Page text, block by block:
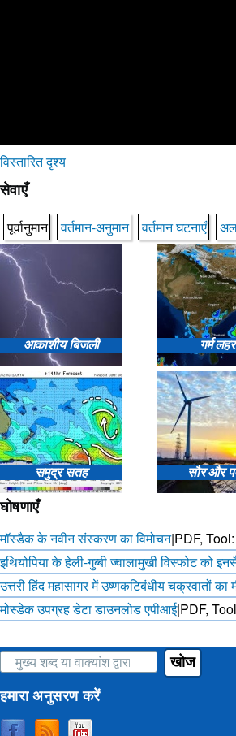
विस्तारित दृश्य
सेवाएँ
पूर्वानुमान वर्तमान-अनुमान वर्तमान घटनाएँ
आकाशीय बिजली
आकाशीय बिजली, भविष्यवाणी
गर्म लहर
भारत में हीट वेव
(डब्ल्यूआरएफ
समुद्र सतह
वेव ऊंचाई, वेव अवधि आदि के मामले
में सागर राज्य पूर्वानुमान
सौर और
हर 15 मिनट में 3
और पवन
घोषणाएँ
मॉस्डैक के नवीन संस्करण का विमोचन|PDF,
इथियोपिया के हेली-गुब्बी ज्वालामुखी विस्फोट को
उत्तरी हिंद महासागर में उष्णकटिबंधीय चक्रवातों का
मोस्डेक उपग्रह डेटा डाउनलोड एपीआई|PDF,
खोज
हमारा अनुसरण करें